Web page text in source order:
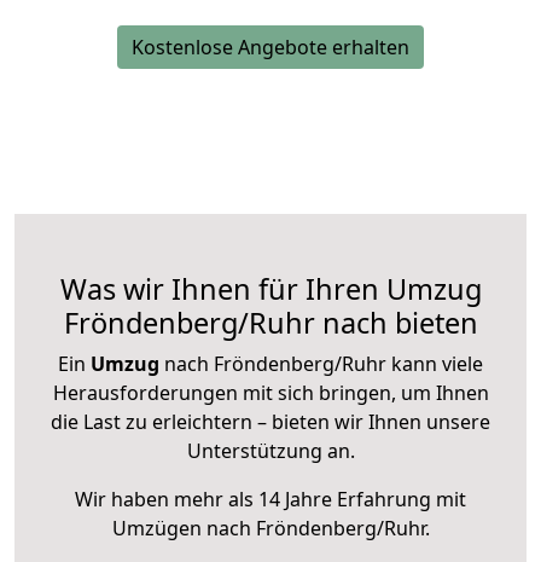
Kostenlose Angebote erhalten
Was wir Ihnen für Ihren Umzug
Fröndenberg/Ruhr nach bieten
Ein Umzug nach Fröndenberg/Ruhr kann viele
Herausforderungen mit sich bringen, um Ihnen
die Last zu erleichtern – bieten wir Ihnen unsere
Unterstützung an.
Wir haben mehr als 14 Jahre Erfahrung mit
Umzügen nach Fröndenberg/Ruhr.